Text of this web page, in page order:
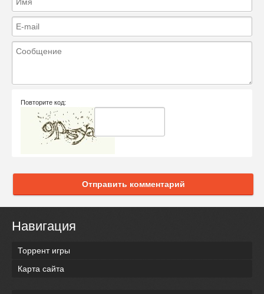
Повторите код:
Отправить комментарий
Навигация
Торрент игры
Карта сайта